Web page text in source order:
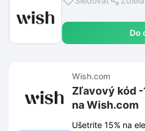
Do
Wish.com
Zľavový kód -
na Wish.com
Ušetrite 15% na